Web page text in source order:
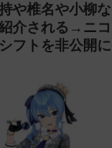
メンバーのVIP